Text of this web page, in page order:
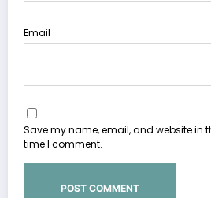
Email
Save my name, email, and website in
time I comment.